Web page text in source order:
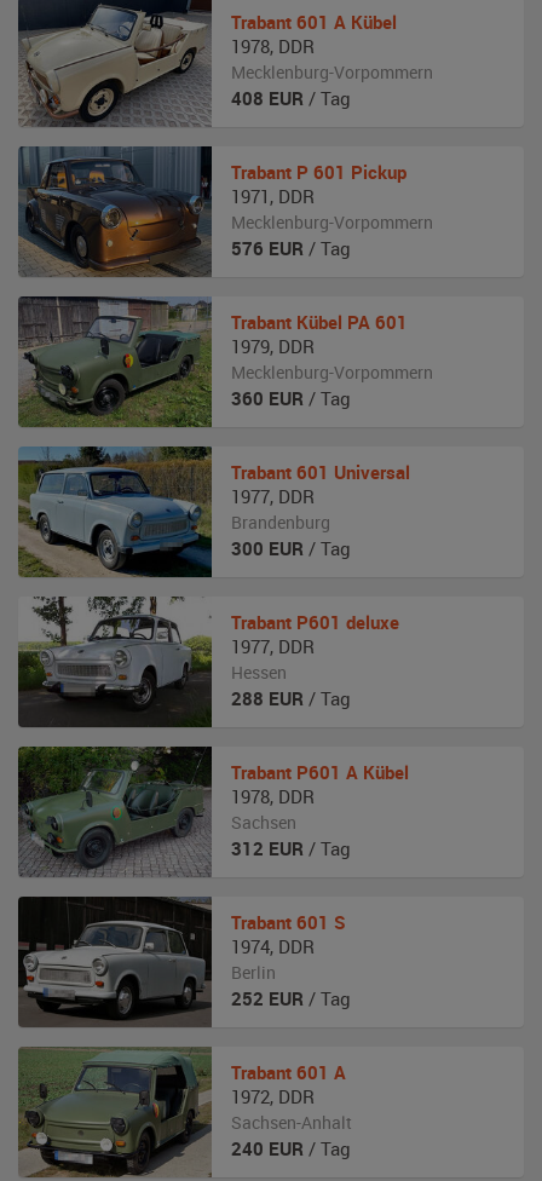
Trabant 601 A Kübel
1978, DDR
Mecklenburg-Vorpommern
408 EUR / Tag
Trabant P 601 Pickup
1971 , DDR
Mecklenburg-Vorpommern
576 EUR / Tag
Trabant Kübel PA 601
1979, DDR
Mecklenburg-Vorpommern
360 EUR / Tag
Trabant 601 Universal
1977, DDR
Brandenburg
300 EUR / Tag
Trabant P601 deluxe
1977, DDR
Hessen
288 EUR / Tag
Trabant P601 A Kübel
1978, DDR
Sachsen
312 EUR / Tag
Trabant 601 S
1974, DDR
Berlin
252 EUR / Tag
Trabant 601 A
1972, DDR
Sachsen-Anhalt
240 EUR / Tag